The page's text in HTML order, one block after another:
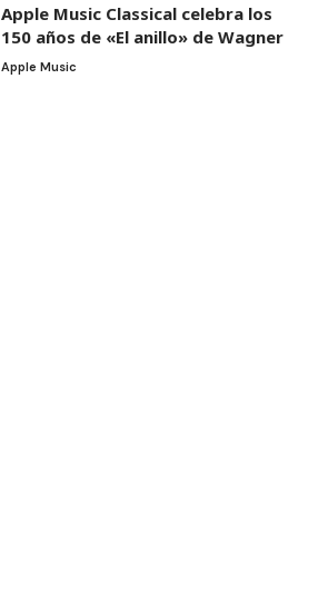
Apple Music Classical celebra los
150 años de «El anillo» de Wagner
Apple Music